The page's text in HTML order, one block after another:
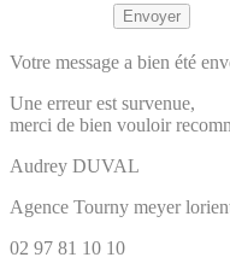
Votre message a bien été
Une erreur est survenue,
merci de bien vouloir
Audrey DUVAL
Agence Tourny meyer
02 97 81 10 10